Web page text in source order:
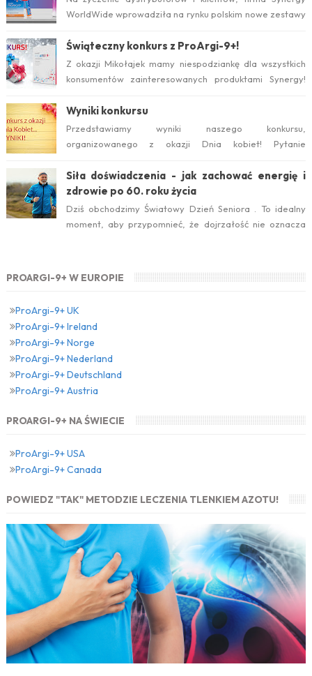
WorldWide wprowadziła na rynku polskim nowe zestawy
Świąteczny konkurs z ProArgi-9+!
Z okazji Mikołajek mamy niespodziankę dla wszystkich
konsumentów zainteresowanych produktami Synergy!
Wyniki konkursu
Przedstawiamy wyniki naszego konkursu,
organizowanego z okazji Dnia kobiet! Pytanie
Siła doświadczenia - jak zachować energię i
zdrowie po 60. roku życia
Dziś obchodzimy Światowy Dzień Seniora . To idealny
moment, aby przypomnieć, że dojrzałość nie oznacza
PROARGI-9+ W EUROPIE
ProArgi-9+ UK
ProArgi-9+ Ireland
ProArgi-9+ Norge
ProArgi-9+ Nederland
ProArgi-9+ Deutschland
ProArgi-9+ Austria
PROARGI-9+ NA ŚWIECIE
ProArgi-9+ USA
ProArgi-9+ Canada
POWIEDZ "TAK" METODZIE LECZENIA TLENKIEM AZOTU!